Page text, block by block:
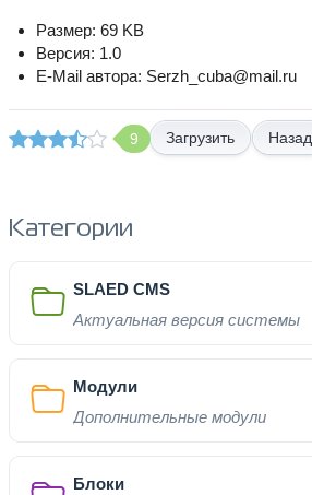
Размер: 69 KB
Версия: 1.0
E-Mail автора: Serzh_cuba@mail.ru
9 Назад
Категории
SLAED CMS
Актуальная версия системы
Модули
Дополнительные модули
Блоки